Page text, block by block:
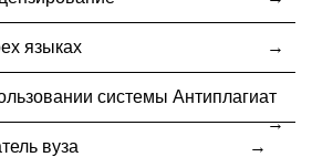
языках
системы Антиплагиат
вуза